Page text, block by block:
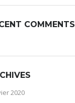
COMMENTS
2020